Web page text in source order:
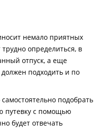
немало приятных
определиться, в
отпуск, а еще
подходить и по
подобрать
путевку с помощью
будет отвечать